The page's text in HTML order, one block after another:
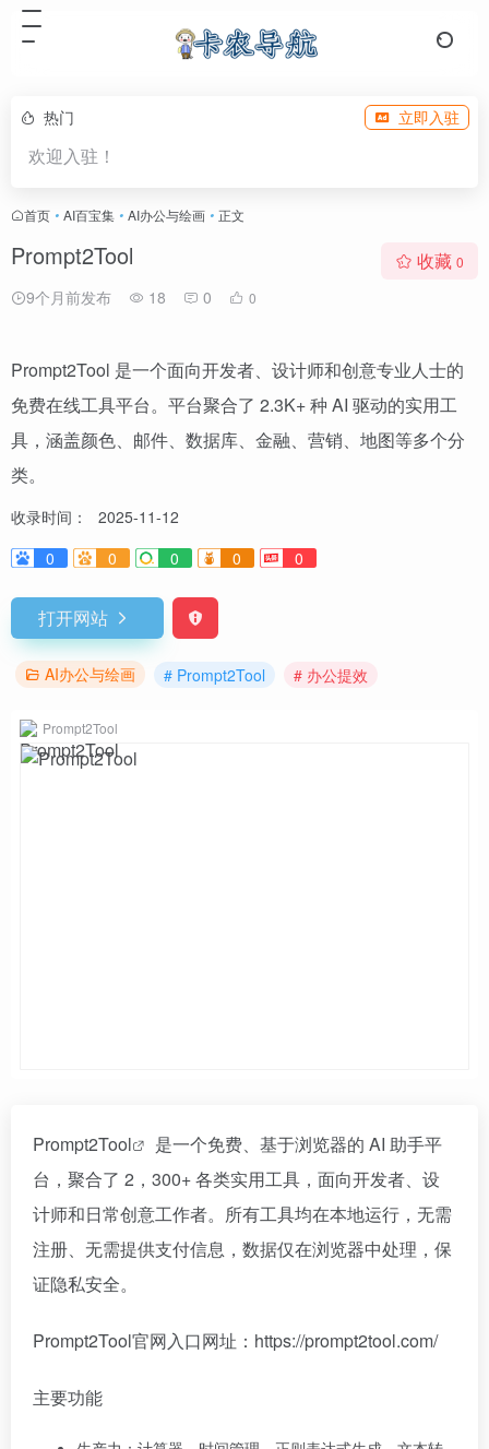
热门 立即入驻
欢迎入驻！
首页 • AI百宝集 • AI办公与绘画 • 正文
Prompt2Tool
9个月前发布 18 0 0
收藏 0
Prompt2Tool 是一个面向开发者、设计师和创意专业人士的
免费在线工具平台。平台聚合了 2.3K+ 种 AI 驱动的实用工
具，涵盖颜色、邮件、数据库、金融、营销、地图等多个分
类。
收录时间：
2025-11-12
0
0 0 0 0
打开网站
AI办公与绘画 # Prompt2Tool # 办公提效
Prompt2Tool
Prompt2Tool
是一个免费、基于浏览器的 AI 助手平
台，聚合了 2，300+ 各类实用工具，面向开发者、设
计师和日常创意工作者。所有工具均在本地运行，无需
注册、无需提供支付信息，数据仅在浏览器中处理，保
证隐私安全。
Prompt2Tool官网入口网址：https://prompt2tool.com/
主要功能